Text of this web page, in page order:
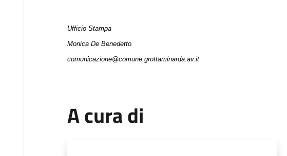
Ufficio Stampa
Monica De Benedetto
comunicazione@comune.grottaminarda.av.it
A cura di